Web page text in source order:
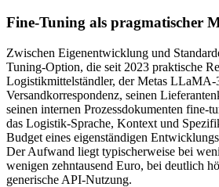
Fine-Tuning als pragmatischer
Zwischen Eigenentwicklung und
Tuning-Option, die seit 2023 praktische
Logistikmittelständler, der Metas LLaMA-
Versandkorrespondenz, seinen
seinen internen Prozessdokumenten fine-
das Logistik-Sprache, Kontext und
Budget eines eigenständigen
Der Aufwand liegt typischerweise bei
wenigen zehntausend Euro, bei deutlich
generische API-Nutzung.